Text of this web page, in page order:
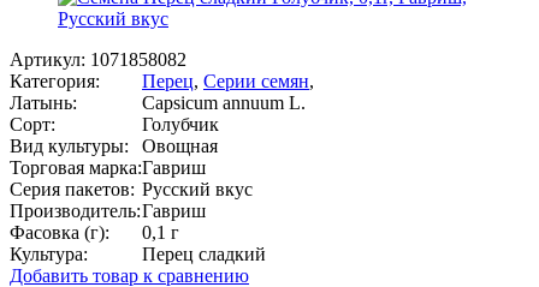
Артикул: 1071858082
Категория:
Перец, Серии семян,
Латынь:
Capsicum annuum L.
Сорт:
Голубчик
Вид культуры:
Овощная
Торговая марка:Гавриш
Серия пакетов: Русский вкус
Производитель:Гавриш
Фасовка (г):
0,1 г
Культура:
Перец сладкий
Добавить товар к сравнению